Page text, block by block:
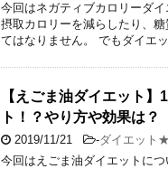
今回はネガティブカロリーダ
摂取カロリーを減らしたり、
てはなりません。 でもダイエ
【えごま油ダイエット
ト！？やり方や効果は？
2019/11/21 -ダイエット
今回はえごま油ダイエットに